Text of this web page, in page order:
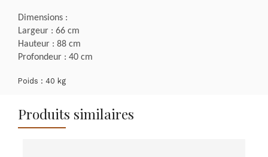
Dimensions :
Largeur : 66 cm
Hauteur : 88 cm
Profondeur : 40 cm
Poids : 40 kg
Produits similaires